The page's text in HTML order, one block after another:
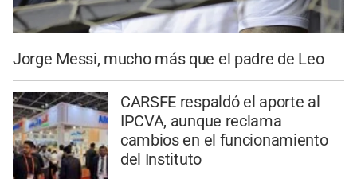
Jorge Messi, mucho más que el padre de Leo
CARSFE respaldó el aporte al
IPCVA, aunque reclama
cambios en el funcionamiento
del Instituto